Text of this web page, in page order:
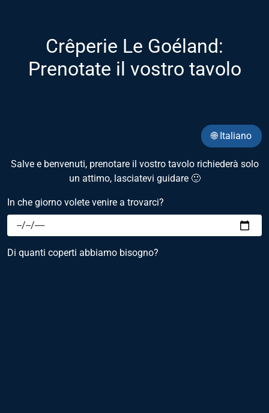
Crêperie Le Goéland:
Prenotate il vostro tavolo
🌐 Italiano
Salve e benvenuti, prenotare il vostro tavolo richiederà solo
un attimo, lasciatevi guidare 🙂
In che giorno volete venire a trovarci?
Di quanti coperti abbiamo bisogno?